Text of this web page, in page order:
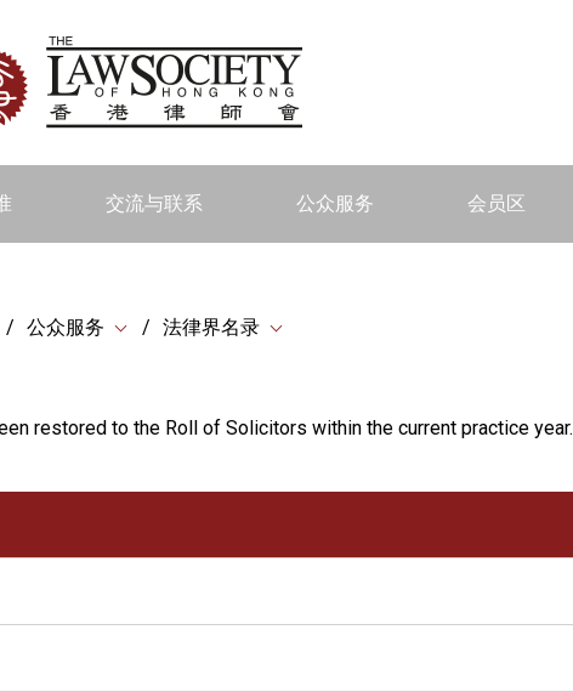
交流与联系 公众服务 会员区
公众服务 法律界名录
restored to the Roll of Solicitors within the current practice year.